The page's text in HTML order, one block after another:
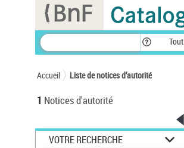
Tout
Accueil Liste de notices d’autorité
1 Notices d'autorité
VOTRE RECHERCHE
Panneau de gestion des cookies